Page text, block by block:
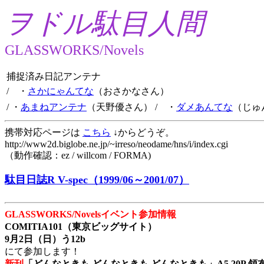
ヲドル駄目人間
GLASSWORKS/Novels
捕捉済み日記アンテナ
/ ・ さかにゃんてな （おさかなさん）
/ ・ あまねアンテナ （天野優さん） / ・ ダメあんてな （じ
携帯対応ページは こちら ↓からどうぞ。
http://www2d.biglobe.ne.jp/~irreso/neodame/hns/i/index.cgi
（動作確認：ez / willcom / FORMA)
駄目日誌R V-spec（1999/06～2001/07）
GLASSWORKS/Novelsイベント参加情報
COMITIA101（東京ビッグサイト）
9月2日（日）う12b
にて参加します！